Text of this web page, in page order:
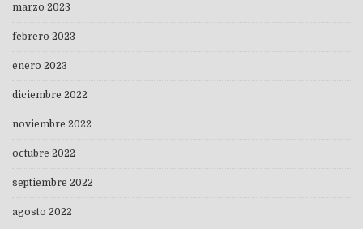
marzo 2023
febrero 2023
enero 2023
diciembre 2022
noviembre 2022
octubre 2022
septiembre 2022
agosto 2022